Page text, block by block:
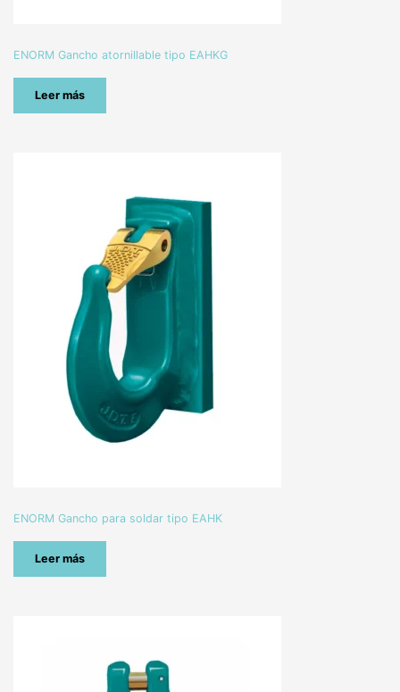
ENORM Gancho atornillable tipo EAHKG
Leer más
ENORM Gancho para soldar tipo EAHK
Leer más